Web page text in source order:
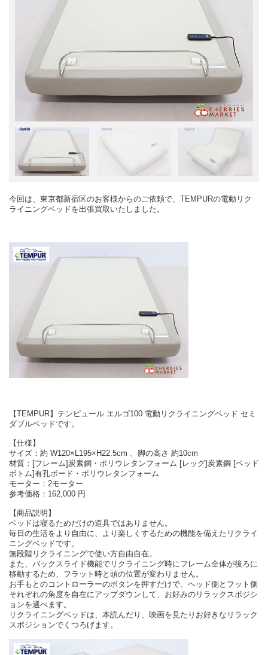
今回は、東京都新宿区のお客様からのご依頼で、TEMPURの電動リク
ライニングベッドを出張買取いたしました。
【TEMPUR】テンピュール エルゴ100 電動リクライニングベッド セミ
ダブルベッドです。
【仕様】
サイズ：約 W120×L195×H22.5cm 、脚の高さ 約10cm
材質：[フレーム]炭素鋼・ポリウレタンフォーム [レッグ]炭素鋼 [ベッド
ボトム]有孔ボード・ポリウレタンフォーム
モーター：2モーター
参考価格：162,000 円
【商品説明】
ベッドは寝るためだけの道具ではありません。
毎日の生活をより自由に、より楽しくするための機能を備えたリクライ
ニングベッドです。
無段階リクライニングで使い方自由自在。
また、バックスライド機能でリクライニング時にフレーム全体が後ろに
移動するため、フラット時と頭の位置が変わりません。
お手もとのコントローラーのボタンを押すだけで、ヘッド側とフット側
それぞれの角度を自在にアップダウンして、お好みのリラックスポジシ
ョンを選べます。
リクライニングベッドは、本読んだり、映画を見たりお好きなリラック
スポジションでくつろげます。